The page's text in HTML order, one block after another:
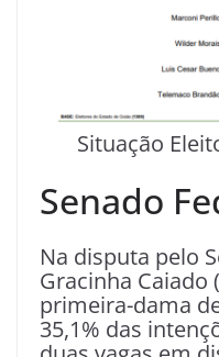
Situação
Senado
Na disputa pelo
Gracinha Caiado
primeira-dama
35,1% das